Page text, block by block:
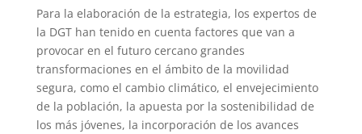
Para la elaboración de la estrategia, los expertos de
la DGT han tenido en cuenta factores que van a
provocar en el futuro cercano grandes
transformaciones en el ámbito de la movilidad
segura, como el cambio climático, el envejecimiento
de la población, la apuesta por la sostenibilidad de
los más jóvenes, la incorporación de los avances